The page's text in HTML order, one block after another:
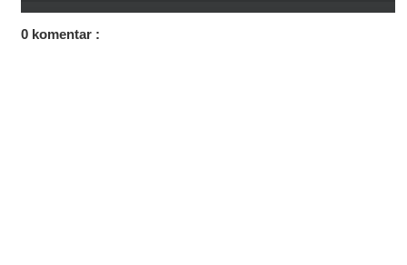
0 komentar :